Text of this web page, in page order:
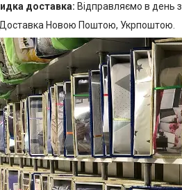
доставка: Відправляємо в день
Доставка Новою Поштою, Укрпоштою.